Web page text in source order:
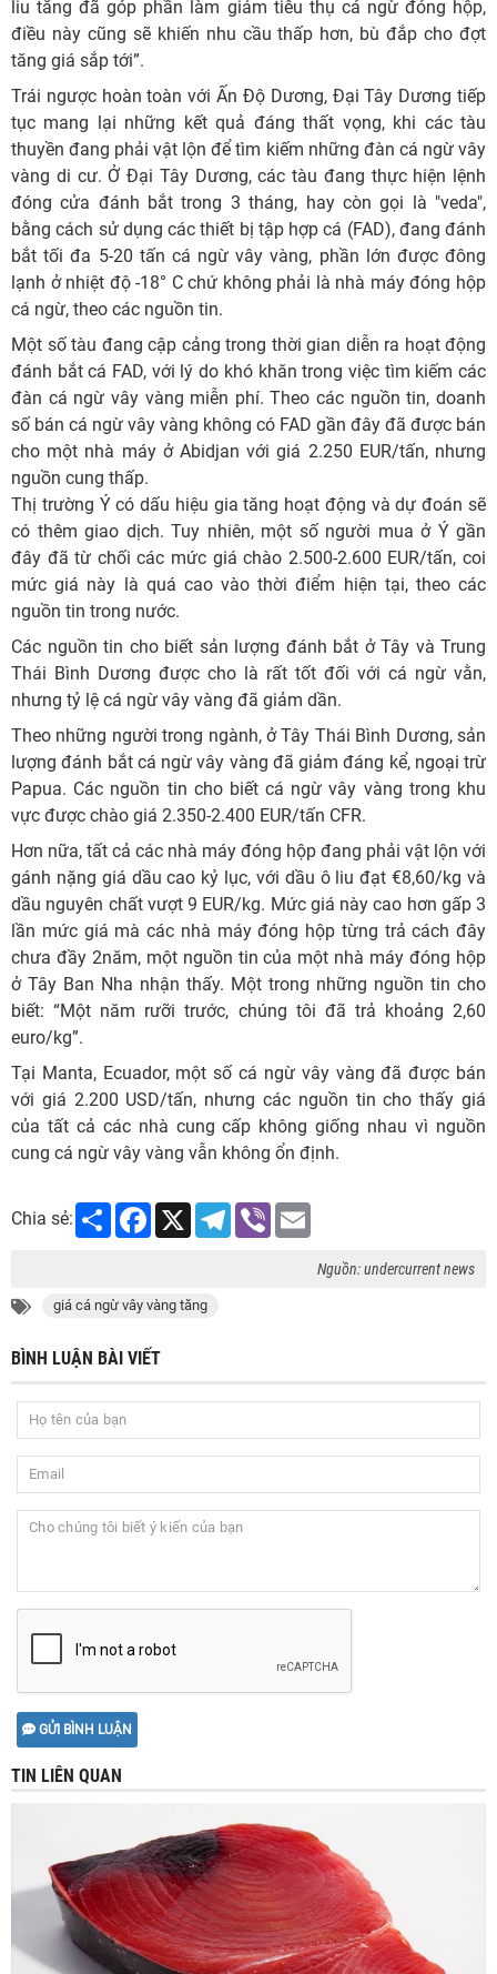
liu tăng đã góp phần làm giảm tiêu thụ cá ngừ đóng hộp,
điều này cũng sẽ khiến nhu cầu thấp hơn, bù đắp cho đợt
tăng giá sắp tới”.
Trái ngược hoàn toàn với Ấn Độ Dương, Đại Tây Dương tiếp
tục mang lại những kết quả đáng thất vọng, khi các tàu
thuyền đang phải vật lộn để tìm kiếm những đàn cá ngừ vây
vàng di cư. Ở Đại Tây Dương, các tàu đang thực hiện lệnh
đóng cửa đánh bắt trong 3 tháng, hay còn gọi là "veda",
bằng cách sử dụng các thiết bị tập hợp cá (FAD), đang đánh
bắt tối đa 5-20 tấn cá ngừ vây vàng, phần lớn được đông
lạnh ở nhiệt độ -18° C chứ không phải là nhà máy đóng hộp
cá ngừ, theo các nguồn tin.
Một số tàu đang cập cảng trong thời gian diễn ra hoạt động
đánh bắt cá FAD, với lý do khó khăn trong việc tìm kiếm các
đàn cá ngừ vây vàng miễn phí. Theo các nguồn tin, doanh
số bán cá ngừ vây vàng không có FAD gần đây đã được bán
cho một nhà máy ở Abidjan với giá 2.250 EUR/tấn, nhưng
nguồn cung thấp.
Thị trường Ý có dấu hiệu gia tăng hoạt động và dự đoán sẽ
có thêm giao dịch. Tuy nhiên, một số người mua ở Ý gần
đây đã từ chối các mức giá chào 2.500-2.600 EUR/tấn, coi
mức giá này là quá cao vào thời điểm hiện tại, theo các
nguồn tin trong nước.
Các nguồn tin cho biết sản lượng đánh bắt ở Tây và Trung
Thái Bình Dương được cho là rất tốt đối với cá ngừ vằn,
nhưng tỷ lệ cá ngừ vây vàng đã giảm dần.
Theo những người trong ngành, ở Tây Thái Bình Dương, sản
lượng đánh bắt cá ngừ vây vàng đã giảm đáng kể, ngoại trừ
Papua. Các nguồn tin cho biết cá ngừ vây vàng trong khu
vực được chào giá 2.350-2.400 EUR/tấn CFR.
Hơn nữa, tất cả các nhà máy đóng hộp đang phải vật lộn với
gánh nặng giá dầu cao kỷ lục, với dầu ô liu đạt €8,60/kg và
dầu nguyên chất vượt 9 EUR/kg. Mức giá này cao hơn gấp 3
lần mức giá mà các nhà máy đóng hộp từng trả cách đây
chưa đầy 2năm, một nguồn tin của một nhà máy đóng hộp
ở Tây Ban Nha nhận thấy. Một trong những nguồn tin cho
biết: “Một năm rưỡi trước, chúng tôi đã trả khoảng 2,60
euro/kg”.
Tại Manta, Ecuador, một số cá ngừ vây vàng đã được bán
với giá 2.200 USD/tấn, nhưng các nguồn tin cho thấy giá
của tất cả các nhà cung cấp không giống nhau vì nguồn
cung cá ngừ vây vàng vẫn không ổn định.
Chia sẻ: Share Facebook
X Telegram
Viber
Nguồn: undercurrent news
giá cá ngừ vây vàng tăng
BÌNH LUẬN BÀI VIẾT
GỬI BÌNH LUẬN
TIN LIÊN QUAN